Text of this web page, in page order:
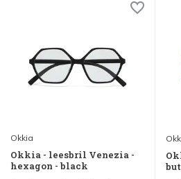
Okkia
Okkia - leesbril Venezia -
hexagon - black